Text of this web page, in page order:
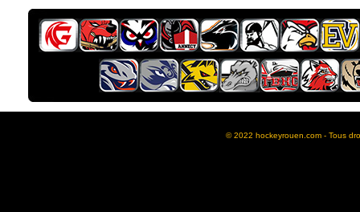
© 2022 hockeyrouen.com - Tous